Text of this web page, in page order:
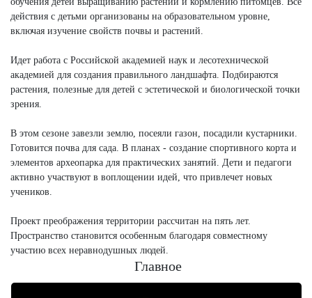
действия с детьми организованы на образовательном уровне,
включая изучение свойств почвы и растений.
Идет работа с Российской академией наук и лесотехнической
академией для создания правильного ландшафта. Подбираются
растения, полезные для детей с эстетической и биологической точки
зрения.
В этом сезоне завезли землю, посеяли газон, посадили кустарники.
Готовится почва для сада. В планах - создание спортивного корта и
элементов археопарка для практических занятий. Дети и педагоги
активно участвуют в воплощении идей, что привлечет новых
учеников.
Проект преображения территории рассчитан на пять лет.
Пространство становится особенным благодаря совместному
участию всех неравнодушных людей.
Главное